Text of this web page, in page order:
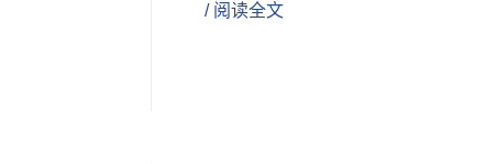
/ 阅读全文